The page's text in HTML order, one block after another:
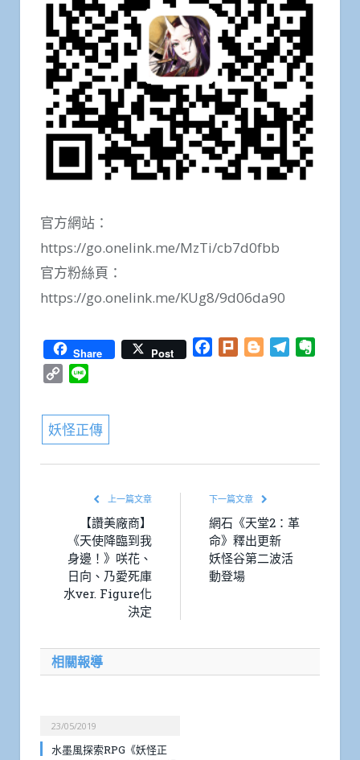
官方網站：
https://go.onelink.me/MzTi/cb7d0fbb
官方粉絲頁：
https://go.onelink.me/KUg8/9d06da90
Share Post Facebook
Plurk BloggerTelegram
Copy
妖怪正傳
上一篇文章
【讚美廠商】
《天使降臨到我
身邊！》咲花、
日向、乃愛死庫
水ver. Figure化
決定
下一篇文章
網石《天堂2：革
命》釋出更新
妖怪谷第二波活
動登場
相關報導
23/05/2019
水墨風探索RPG《妖怪正